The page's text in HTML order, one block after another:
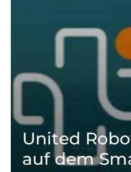
United
auf dem